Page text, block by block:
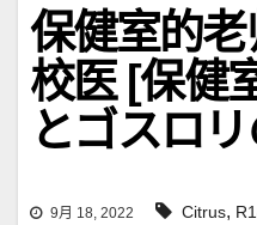
保健室的
校医 [保健
とゴスロ
9月 18, 2022 Citrus,